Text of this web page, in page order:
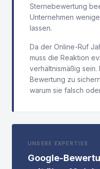
Sternebewertung
Unternehmen
lassen.
Da der Online-Ruf
muss die Reaktion
verhältnismäßig
Bewertung zu
warum sie falsch
UNSERE EXPERTISE
Google-